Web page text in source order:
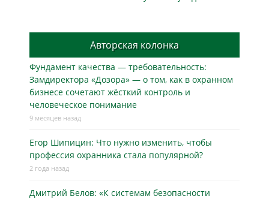
Авторская колонка
Фундамент качества — требовательность:
Замдиректора «Дозора» — о том, как в охранном
бизнесe сочетают жёсткий контроль и
человеческое понимание
9 месяцев назад
Егор Шипицин: Что нужно изменить, чтобы
профессия охранника стала популярной?
2 года назад
Дмитрий Белов: «К системам безопасности